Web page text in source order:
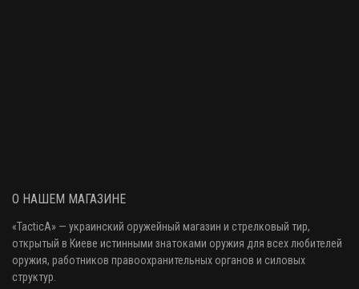
О НАШЕМ МАГАЗИНЕ
«TacticA» — украинский оружейный магазин и стрелковый тир,
открытый в Киеве истинными знатоками оружия для всех любителей
оружия, работников правоохранительных органов и силовых
структур.